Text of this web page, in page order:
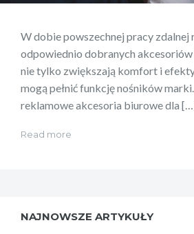
W dobie powszechnej pracy zdalnej
odpowiednio dobranych
nie tylko zwiększają komfort i
mogą pełnić funkcję nośników
reklamowe akcesoria biurowe dla
Read more
NAJNOWSZE ARTYKUŁY